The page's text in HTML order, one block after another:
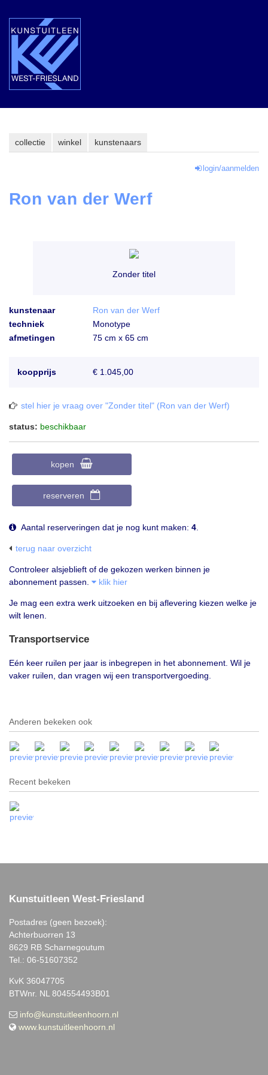
collectie winkel kunstenaars
login/aanmelden
Ron van der Werf
Zonder titel
kunstenaar
Ron van der Werf
techniek
Monotype
afmetingen
75 cm x 65 cm
koopprijs € 1.045,00
stel hier je vraag over "Zonder titel" (Ron van der Werf)
status: beschikbaar
kopen
reserveren
Aantal reserveringen dat je nog kunt maken: 4
terug naar overzicht
Controleer alsjeblieft of de gekozen werken binnen je
abonnement passen.
klik hier
Je mag een extra werk uitzoeken en bij aflevering kiezen welke je
wilt lenen.
Transportservice
Eén keer ruilen per jaar is inbegrepen in het abonnement. Wil je
vaker ruilen, dan vragen wij een transportvergoeding.
Anderen bekeken ook
Recent bekeken
Kunstuitleen West-Friesland
Postadres (geen bezoek):
Achterbuorren 13
8629 RB Scharnegoutum
Tel.: 06-51607352
KvK 36047705
BTWnr. NL 804554493B01
info@kunstuitleenhoorn.nl
www.kunstuitleenhoorn.nl